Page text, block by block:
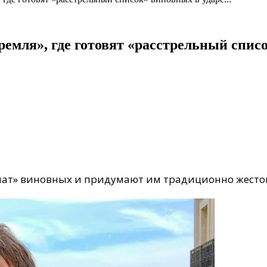
где готовят «расстрельный
виновных и придумают им традиционно